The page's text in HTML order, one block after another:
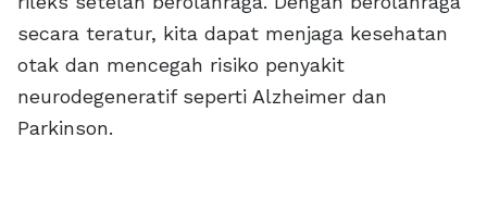
secara teratur, kita dapat menjaga kesehatan
otak dan mencegah risiko penyakit
neurodegeneratif seperti Alzheimer dan
Parkinson.